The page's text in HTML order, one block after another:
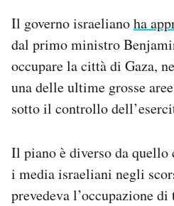
AREA PERSONALE
Area Personale
Newsletter
Hai bisogno di aiuto?
Esci
Il governo israelianoha
dal primo ministro
occupare la città di Gaza,
una delle ultime grosse
sotto il controllo
Il piano è diverso da quello
i media israeliani negli
prevedeva l’occupazione